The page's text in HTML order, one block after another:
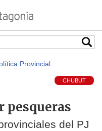
Provincial
CHUBUT
pesqueras
del PJ